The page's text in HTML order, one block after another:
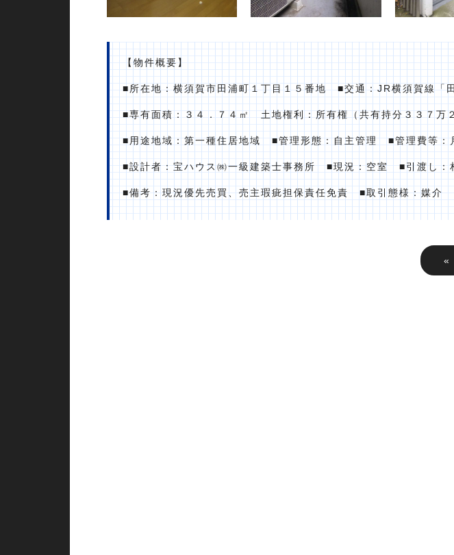
【物件概要】
■所在地：横須賀市田浦町１丁目１５番地 ■交通：JR横須賀線「
■専有面積：３４．７４㎡ 土地権利：所有権（共有持分３３７万
■用途地域：第一種住居地域 ■管理形態：自主管理 ■管理費等
■設計者：宝ハウス㈱一級建築士事務所 ■現況：空室 ■引渡し：
■備考：現況優先売買、売主瑕疵担保責任免責 ■取引態様：媒介
«